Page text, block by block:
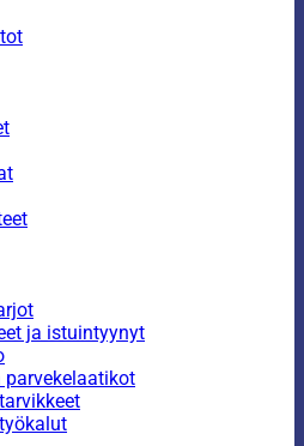
ja istuintyynyt
parvekelaatikot